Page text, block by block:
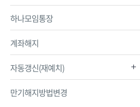
하나모임통장
계좌해지
자동갱신(재예치)
만기해지방법변경